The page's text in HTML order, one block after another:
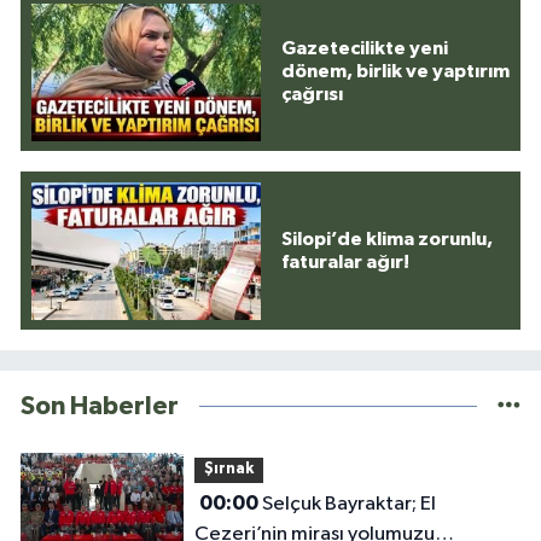
Gazetecilikte yeni
dönem, birlik ve yaptırım
çağrısı
Silopi’de klima zorunlu,
faturalar ağır!
Son Haberler
Şırnak
00:00Selçuk Bayraktar; El
Cezeri’nin mirası yolumuzu